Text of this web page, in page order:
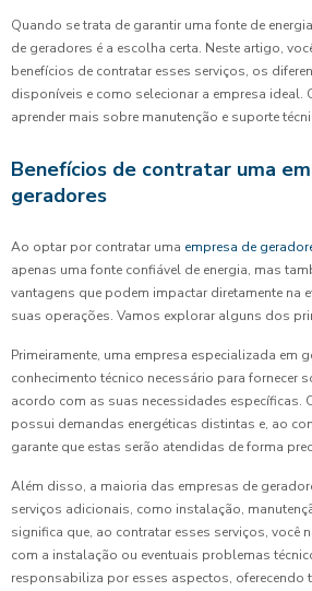
Quando se trata de garantir uma fonte de
de geradores é a escolha certa. Neste artigo,
benefícios de contratar esses serviços, os
disponíveis e como selecionar a empresa ideal.
aprender mais sobre manutenção e suporte
Benefícios de contratar uma
geradores
Ao optar por contratar uma empresa de
apenas uma fonte confiável de energia, mas
vantagens que podem impactar diretamente na
suas operações. Vamos explorar alguns dos
Primeiramente, uma empresa especializada em
conhecimento técnico necessário para fornecer
acordo com as suas necessidades específicas.
possui demandas energéticas distintas e, ao
garante que estas serão atendidas de forma
Além disso, a maioria das empresas de
serviços adicionais, como instalação,
significa que, ao contratar esses serviços, você
com a instalação ou eventuais problemas
responsabiliza por esses aspectos, oferecendo